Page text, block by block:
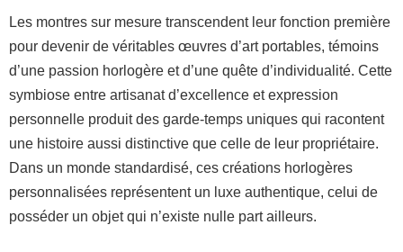
Les montres sur mesure transcendent leur fonction première
pour devenir de véritables œuvres d’art portables, témoins
d’une passion horlogère et d’une quête d’individualité. Cette
symbiose entre artisanat d’excellence et expression
personnelle produit des garde-temps uniques qui racontent
une histoire aussi distinctive que celle de leur propriétaire.
Dans un monde standardisé, ces créations horlogères
personnalisées représentent un luxe authentique, celui de
posséder un objet qui n’existe nulle part ailleurs.